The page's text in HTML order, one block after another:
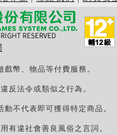
幣、物品等付費服務。
反法令或類似之行為。
不代表即可獲得特定商品。
有違社會善良風俗之言詞。